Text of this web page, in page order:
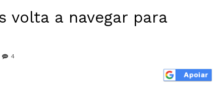
volta a navegar para
4